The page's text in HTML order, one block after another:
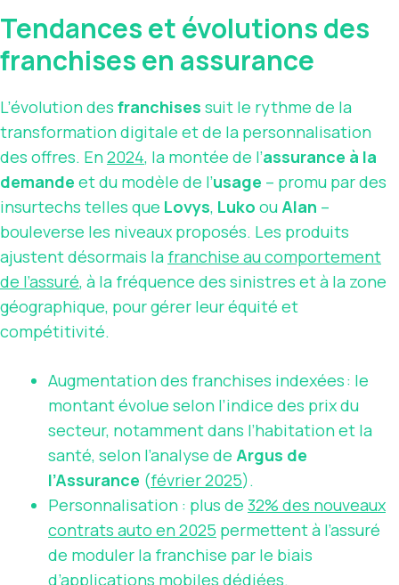
Tendances et évolutions des
franchises en assurance
L’évolution des franchises suit le rythme de la
transformation digitale et de la personnalisation
des offres. En2024, la montée de l’assurance à la
demande et du modèle de l’usage – promu par des
insurtechs telles que Lovys, Luko ouAlan –
bouleverse les niveaux proposés. Les produits
ajustent désormais la franchise au comportement
de l’assuré, à la fréquence des sinistres et à la zone
géographique, pour gérer leur équité et
compétitivité.
Augmentation des franchises indexées : le
montant évolue selon l’indice des prix du
secteur, notamment dans l’habitation et la
santé, selon l’analyse de Argus de
l’Assurance (février 2025).
Personnalisation : plus de 32% des nouveaux
contrats auto en 2025 permettent à l’assuré
de moduler la franchise par le biais
d’applications mobiles dédiées.